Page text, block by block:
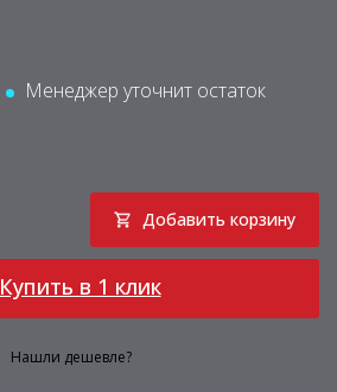
Менеджер уточнит остаток
Добавить корзину
Купить в 1 клик
Нашли дешевле?